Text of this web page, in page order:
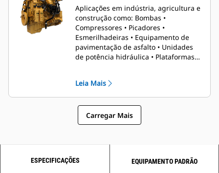
Aplicações em indústria, agricultura e
construção como: Bombas •
Compressores • Picadores •
Esmerilhadeiras • Equipamento de
pavimentação de asfalto • Unidades
de potência hidráulica • Plataformas
Leia Mais
Carregar Mais
ESPECIFICAÇÕES EQUIPAMENTO PADRÃO